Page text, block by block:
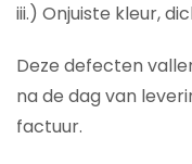
iii.) Onjuiste kleur,
Deze defecten
na de dag van
factuur.